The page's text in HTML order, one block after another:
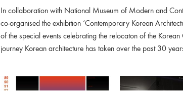
In collaboration with National Museum of Modern and
co-organised the exhibition ‘Contemporary Korean
of the special events celebrating the relocaton of the
journey Korean architecture has taken over the past 30